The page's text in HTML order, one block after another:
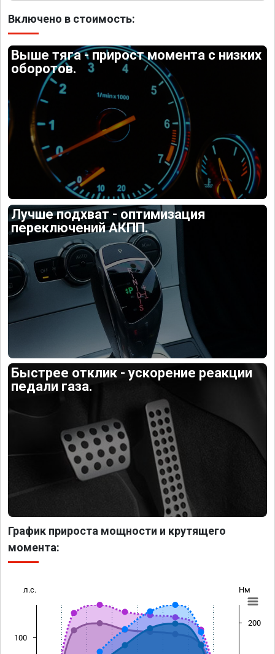
Включено в стоимость:
Выше тяга - прирост момента с низких
оборотов.
Лучше подхват - оптимизация
переключений АКПП.
Быстрее отклик - ускорение реакции
педали газа.
График прироста мощности и крутящего
момента:
л.с. Нм
100
200